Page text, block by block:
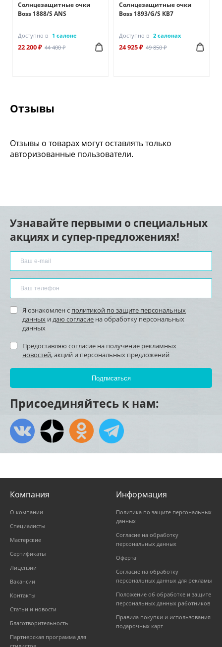
Солнцезащитные очки
Boss 1888/S ANS
Доступно в 1 салоне
22 200 ₽ 44 400 ₽
Солнцезащитные очки
Boss 1893/G/S KB7
Доступно в 2 салонах
24 925 ₽ 49 850 ₽
Отзывы
Отзывы о товарах могут оставлять только
авторизованные пользователи.
Узнавайте первыми о специальных
акциях и супер-предложениях!
Я ознакомлен с политикой по защите персональных
данных и даю согласие на обработку персональных
данных
Предоставляю согласие на получение рекламных
новостей, акций и персональных предложений
Присоединяйтесь к нам:
Компания
О компании
Специалисты
Мастерские
Сертификаты
Лицензии
Вакансии
Контакты
Статьи и новости
Благотворительность
Партнерская программа для
Информация
Политика по защите персональных
данных
Согласие на обработку
персональных данных
Оферта
Согласие на обработку
персональных данных для рекламы
Положение об обработке и защите
персональных данных работников
Правила покупки и использования
подарочных карт